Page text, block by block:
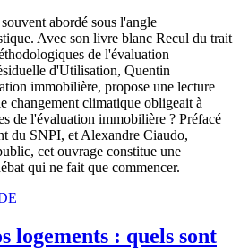
abordé sous l'angle
Avec son livre blanc Recul du trait
de l'évaluation
d'Utilisation, Quentin
immobilière, propose une lecture
changement climatique obligeait à
de l'évaluation immobilière ? Préfacé
du SNPI, et Alexandre Ciaudo,
cet ouvrage constitue une
qui ne fait que commencer.
logements : quels sont